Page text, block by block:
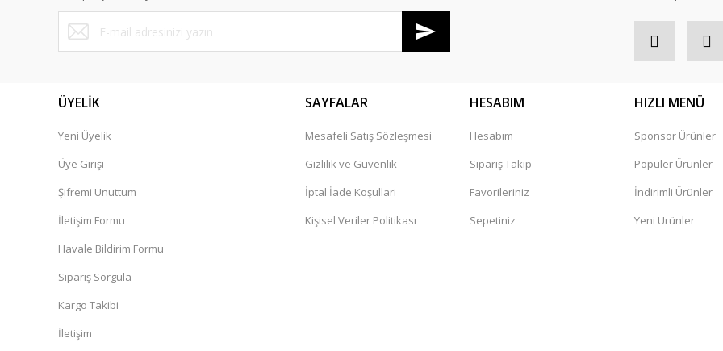
Ürün bilgilerinde hatalar bulunuyor.
Ürün fiyatı diğer sitelerden daha pahalı.
Bu ürüne benzer farklı alternatifler olmalı.
ÜYELİK
Yeni Üyelik
Üye Girişi
Şifremi Unuttum
İletişim Formu
Havale Bildirim Formu
Sipariş Sorgula
Kargo Takibi
İletişim
SAYFALAR
Mesafeli Satış Sözleşmesi
Gizlilik ve Güvenlik
İptal İade Koşullari
Kişisel Veriler Politikası
HESABIM
Hesabım
Sipariş Takip
Favorileriniz
Sepetiniz
HIZLI MENÜ
Sponsor Ürünler
Popüler Ürünler
İndirimli Ürünler
Yeni Ürünler